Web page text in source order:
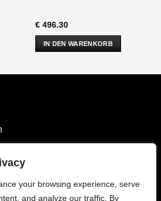
your browsing experience, serve
and analyze our traffic. By
€496.30
IN DEN WARENKORB